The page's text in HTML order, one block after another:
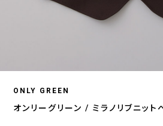
ONLY GREEN
オンリーグリーン / ミラノリブニット